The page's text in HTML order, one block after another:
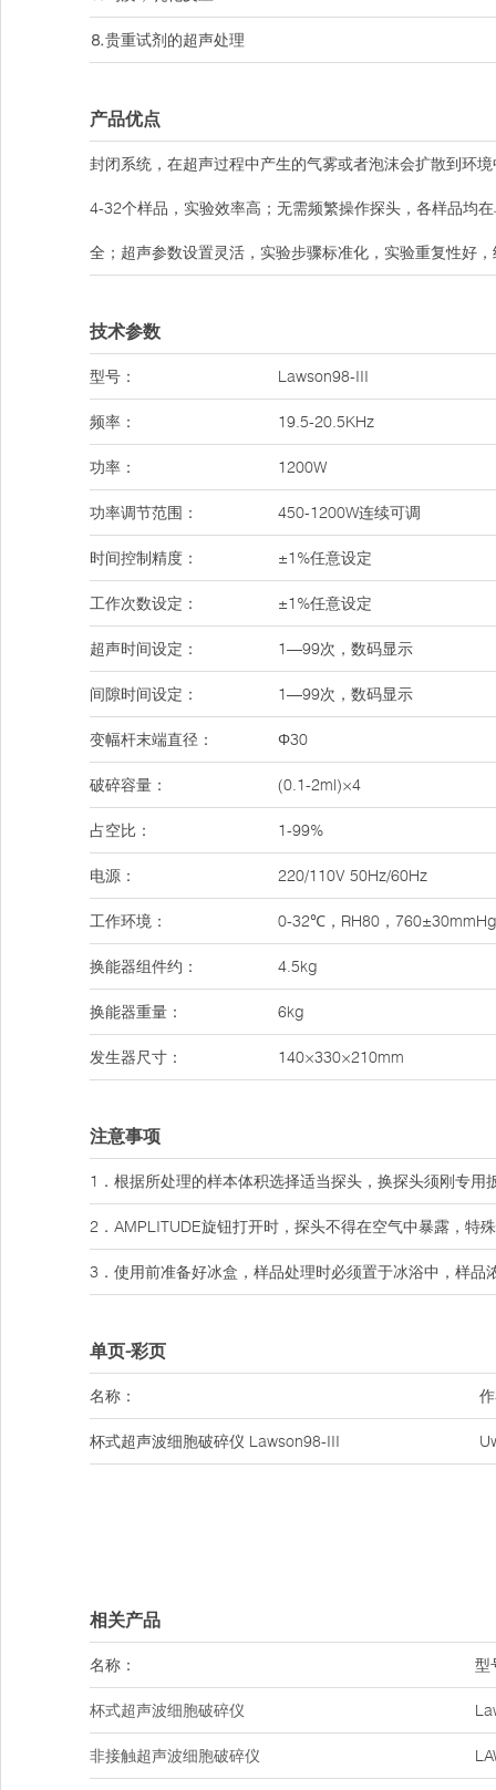
⒏贵重试剂的超声处理
产品优点
封闭系统，在超声过程中产生的气雾或者泡沫会扩散到环
4-32个样品，实验效率高；无需频繁操作探头，各样品均
全；超声参数设置灵活，实验步骤标准化，实验重复性好
技术参数
型号： Lawson98-III
频率： 19.5-20.5KHz
功率： 1200W
功率调节范围： 450-1200W连续可调
时间控制精度： ±1%任意设定
工作次数设定： ±1%任意设定
超声时间设定： 1—99次，数码显示
间隙时间设定： 1—99次，数码显示
变幅杆末端直径： Φ30
破碎容量： (0.1-2ml)×4
占空比： 1-99%
电源： 220/110V 50Hz/60Hz
工作环境： 0-32℃，RH80，760±30mmHg
换能器组件约： 4.5kg
换能器重量： 6kg
发生器尺寸： 140×330×210mm
注意事项
1．根据所处理的样本体积选择适当探头，换探头须刚专用
2．AMPLITUDE旋钮打开时，探头不得在空气中暴露，特
3．使用前准备好冰盒，样品处理时必须置于冰浴中，样品
单页-彩页
名称：
杯式超声波细胞破碎仪 Lawson98-III
相关产品
名称： 型
杯式超声波细胞破碎仪
非接触超声波细胞破碎仪